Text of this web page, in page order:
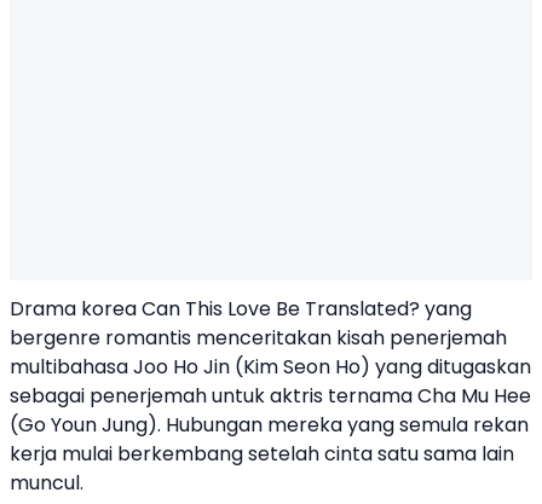
Drama korea Can This Love Be Translated? yang
bergenre romantis menceritakan kisah penerjemah
multibahasa Joo Ho Jin (Kim Seon Ho) yang ditugaskan
sebagai penerjemah untuk aktris ternama Cha Mu Hee
(Go Youn Jung). Hubungan mereka yang semula rekan
kerja mulai berkembang setelah cinta satu sama lain
muncul.